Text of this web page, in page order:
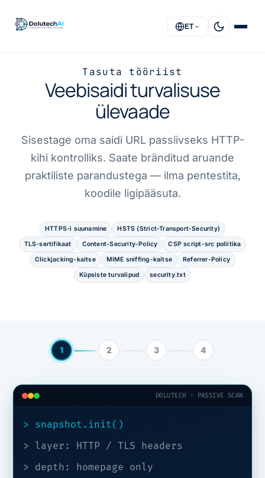
AVALEHT
LAHENDUSED
TEENUSED
MEIST
KKK
KONTAKT
ET
Tasuta tööriist
Veebisaidi turvalisuse
ülevaade
Sisestage oma saidi URL passiivseks HTTP-
kihi kontrolliks. Saate bränditud aruande
praktiliste parandustega — ilma pentestita,
koodile ligipääsuta.
HTTPS-i suunamine
HSTS (Strict-Transport-Security)
TLS-sertifikaat
Content-Security-Policy
CSP script-src poliitika
Clickjacking-kaitse
MIME sniffing-kaitse
Referrer-Policy
Küpsiste turvalipud
security.txt
1 2 3 4
DOLUTECH · PASSIVE SCAN
> snapshot.init()
> layer: HTTP / TLS headers
> depth: homepage only